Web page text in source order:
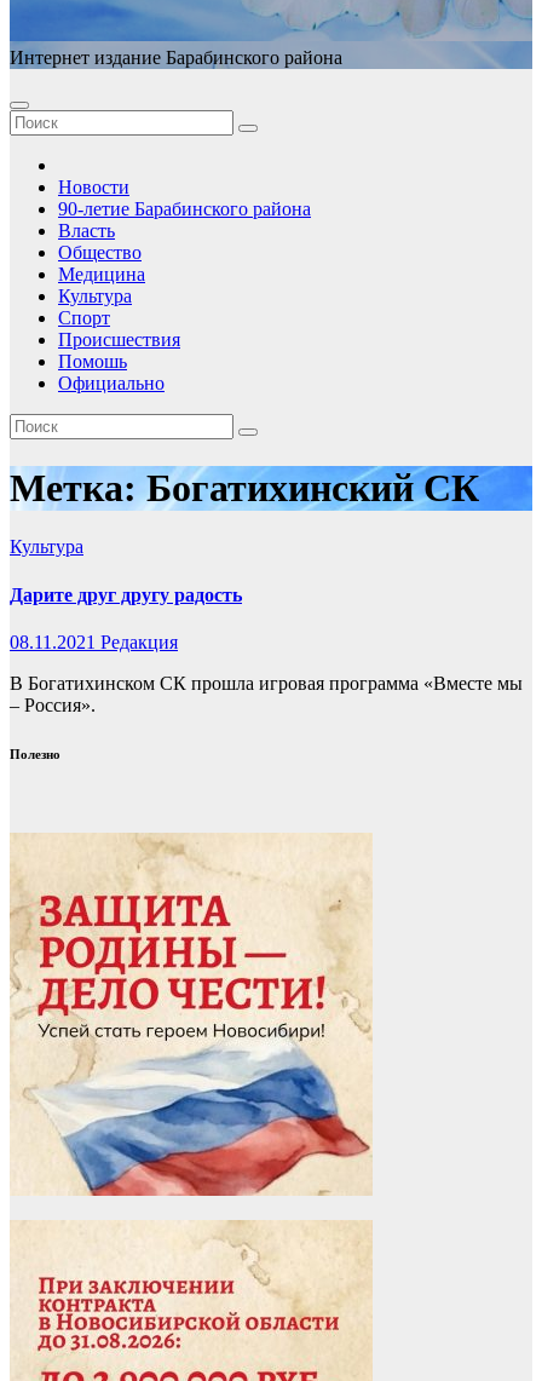
Интернет издание Барабинского района
Новости
90-летие Барабинского района
Власть
Общество
Медицина
Культура
Спорт
Происшествия
Помошь
Официально
Метка:Богатихинский СК
Культура
Дарите друг другу радость
08.11.2021 Редакция
В Богатихинском СК прошла игровая программа «Вместе мы
– Россия».
Полезно